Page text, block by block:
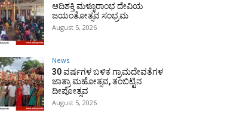
ಆದಿಶಕ್ತಿ ಮಳ್ಳೂರಾಂಭ ದೇವಿಯ
ಜಯಂತೋತ್ಸವ ಸಂಭ್ರಮ
August 5, 2026
News
30 ವರ್ಷಗಳ ಬಳಿಕ ಗ್ರಾಮದೇವತೆಗಳ
ಜಾತ್ರಾ ಮಹೋತ್ಸವ, ತಂಬಿಟ್ಟಿನ
ದೀಪೋತ್ಸವ
August 5, 2026